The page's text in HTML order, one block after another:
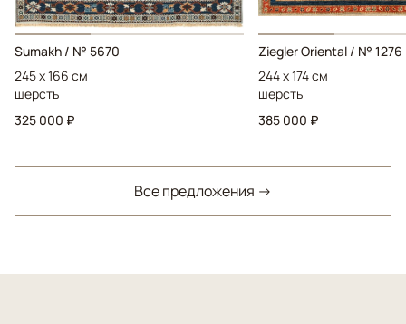
Sumakh / № 5670
245 x 166 см
шерсть
325 000 ₽
Ziegler Oriental / № 1276
244 x 174 см
шерсть
385 000 ₽
Все предложения →